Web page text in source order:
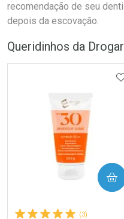
recomendação de seu
depois da escovação.
Queridinhos da
(3)
COMPRAR